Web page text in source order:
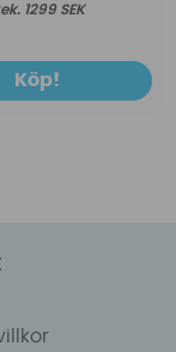
1299 SEK
Köp!